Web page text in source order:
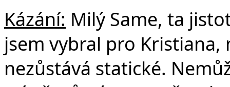
Kázání: Milý Same, ta
jsem vybral pro Kristiana,
nezůstává statické.